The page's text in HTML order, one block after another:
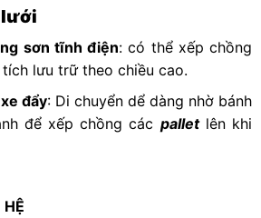
lưới
sơn tĩnh điện: có thể xếp chồng
lưu trữ theo chiều cao.
đẩy: Di chuyển dể dàng nhờ bánh
để xếp chồng các palletlên khi